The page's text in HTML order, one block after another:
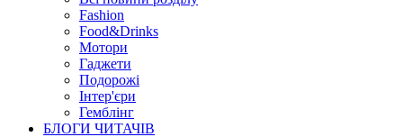
Fashion
Food&Drinks
Мотори
Гаджети
Подорожі
Інтер'єри
Гемблінг
БЛОГИ ЧИТАЧІВ